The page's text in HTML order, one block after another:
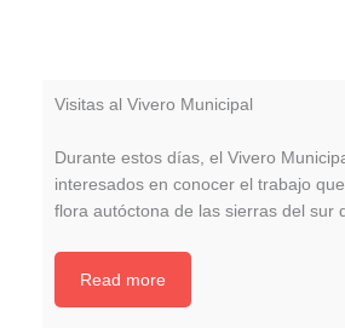
Visitas al Vivero Municipal
Durante estos días, el Vivero
interesados en conocer el trabajo
flora autóctona de las sierras del sur
Read more